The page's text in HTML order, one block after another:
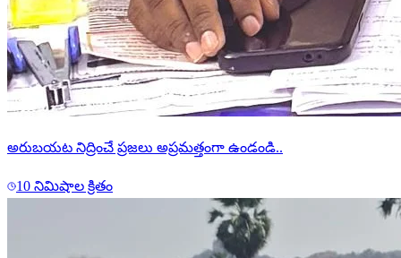
అరుబయట నిద్రించే ప్రజలు అప్రమత్తంగా ఉండండి..
10 నిమిషాల క్రితం